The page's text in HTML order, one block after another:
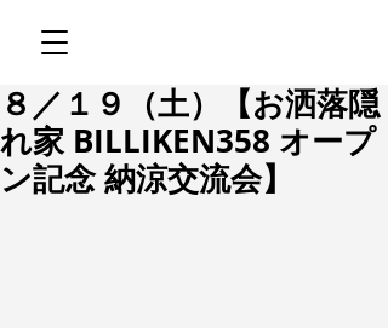
８／１９（土）【お洒落隠
れ家 BILLIKEN358 オープ
ン記念 納涼交流会】